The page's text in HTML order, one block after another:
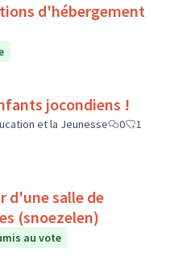
d'hébergement
jocondiens !
et la Jeunesse 0
1
d'une salle de
(snoezelen)
au vote